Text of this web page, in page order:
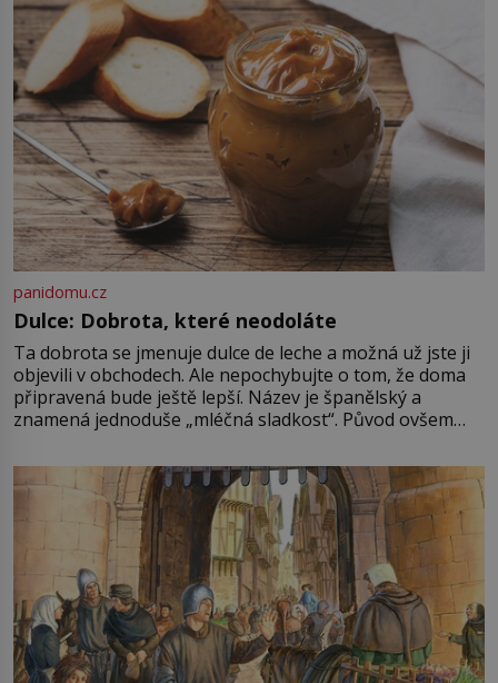
dávno před vámi. Říká se jim
bioindikátory […]
panidomu.cz
Dulce: Dobrota, které neodoláte
Ta dobrota se jmenuje dulce de leche a možná už jste ji
objevili v obchodech. Ale nepochybujte o tom, že doma
připravená bude ještě lepší. Název je španělský a
znamená jednoduše „mléčná sladkost“. Původ ovšem
pře hned několik latinskoamerických zemí a k tomu
Francie, kde se traduje,